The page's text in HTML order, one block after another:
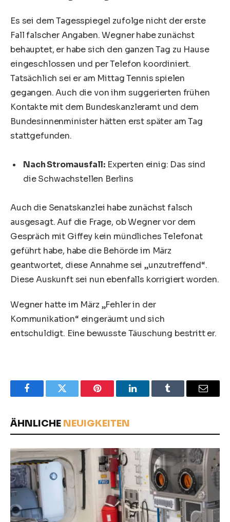
Es sei dem Tagesspiegel zufolge nicht der erste
Fall falscher Angaben. Wegner habe zunächst
behauptet, er habe sich den ganzen Tag zu Hause
eingeschlossen und per Telefon koordiniert.
Tatsächlich sei er am Mittag Tennis spielen
gegangen. Auch die von ihm suggerierten frühen
Kontakte mit dem Bundeskanzleramt und dem
Bundesinnenminister hätten erst später am Tag
stattgefunden.
Nach Stromausfall: Experten einig: Das sind
die Schwachstellen Berlins
Auch die Senatskanzlei habe zunächst falsch
ausgesagt. Auf die Frage, ob Wegner vor dem
Gespräch mit Giffey kein mündliches Telefonat
geführt habe, habe die Behörde im März
geantwortet, diese Annahme sei „unzutreffend“.
Diese Auskunft sei nun ebenfalls korrigiert worden.
Wegner hatteim März „Fehler in der
Kommunikation“ eingeräumt und sich
entschuldigt. Eine bewusste Täuschung bestritt er.
FacebookTwitter Pinterest LinkedInTumblr Email
ÄHNLICHE NEUIGKEITEN